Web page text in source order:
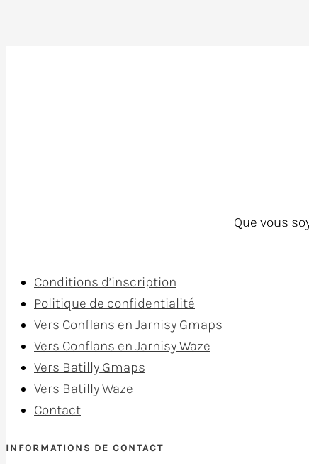
Que vous
Conditions d’inscription
Politique de confidentialité
Vers Conflans en Jarnisy Gmaps
Vers Conflans en Jarnisy Waze
Vers Batilly Gmaps
Vers Batilly Waze
Contact
INFORMATIONS DE CONTACT